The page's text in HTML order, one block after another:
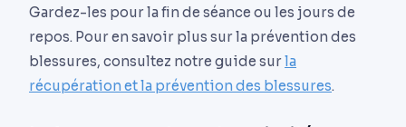
Gardez-les pour la fin de séance ou les jours de
repos. Pour en savoir plus sur la prévention des
blessures, consultez notre guide surla
récupération et la prévention des blessures.